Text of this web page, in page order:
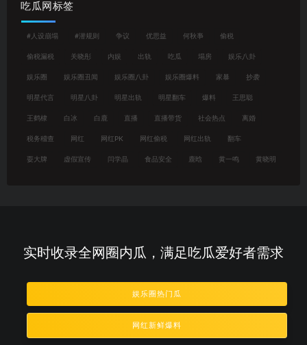
吃瓜网标签
#人设崩塌 #潜规则 争议 优思益 何秋亊 偷税
偷税漏税 关晓彤 内娱 出轨 吃瓜 塌房 娱乐八卦
娱乐圈 娱乐圈丑闻 娱乐圈八卦 娱乐圈爆料 家暴 抄袭
明星代言 明星八卦 明星出轨 明星翻车 爆料 王思聪
王鹤棣 白冰 白鹿 直播 直播带货 社会热点 离婚
税务稽查 网红 网红PK 网红偷税 网红出轨 翻车
耍大牌 虚假宣传 闫学晶 食品安全 鹿晗 黄一鸣 黄晓明
实时收录全网圈内瓜，满足吃瓜爱好者需求
娱乐圈热门瓜
网红新鲜爆料